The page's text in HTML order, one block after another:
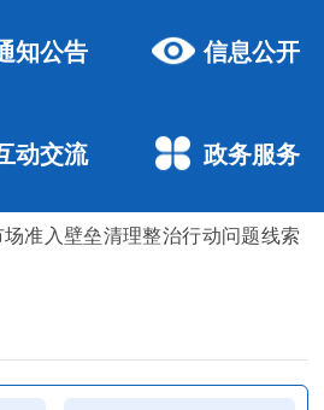
知公告 信息公开
动交流 政务服务
场准入壁垒清理整治行动问题线索